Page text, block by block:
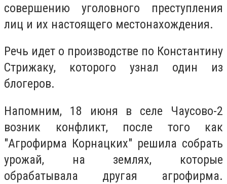
совершению уголовного преступления
лиц и их настоящего местонахождения.
Речь идет о производстве по Константину
Стрижаку, которого узнал один из
блогеров.
Напомним, 18 июня в селе Чаусово-2
возник конфликт, после того как
"Агрофирма Корнацких" решила собрать
урожай, на землях, которые
обрабатывала другая агрофирма.